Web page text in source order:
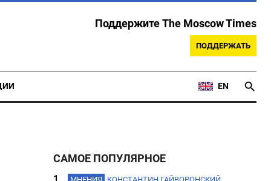
Поддержите The Moscow Times
ПОДДЕРЖАТЬ
EN
САМОЕ ПОПУЛЯРНОЕ